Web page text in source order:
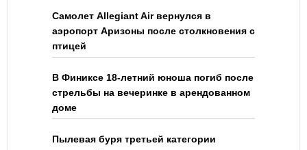
Самолет Allegiant Air вернулся в
аэропорт Аризоны после столкновения с
птицей
В Финиксе 18-летний юноша погиб после
стрельбы на вечеринке в арендованном
доме
Пылевая буря третьей категории